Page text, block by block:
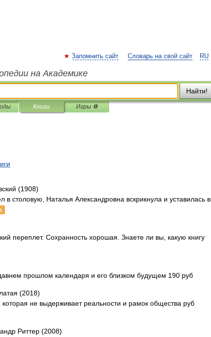
RU
Запомнить сайт Словарь на свой сайт
на Академике
Найти!
Книги Игры ⚽
(1908)
столовую, Наталья Александровна вскрикнула и уставилась в
переплет. Сохранность хорошая. Знаете ли вы, какую книгу
прошлом календаря и его близком будущем 190 руб
(2018)
не выдерживает реальности и рамок общества руб
Риттер (2008)